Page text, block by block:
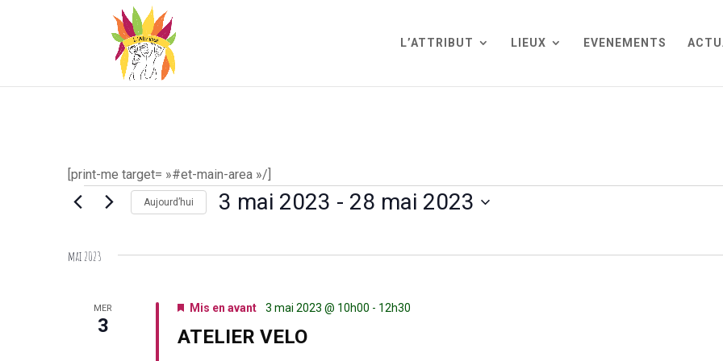
L’ATTRIBUT LIEUX EVENEMENTS
[print-me target= »#et-main-area »/]
ÉvènementsAujourd’hui 3 mai 2023 - 28 mai 2023
mai 2023
MER
3 ATELIER VELO
Mis en avant 3 mai 2023 @ 10h00 - 12h30